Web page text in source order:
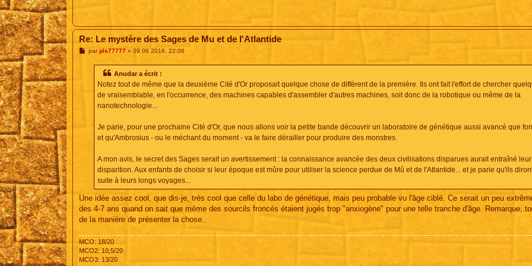
Re: Le mystère des Sages de Mu et de l'Atlantide
Mparpls77777» 09 06 2016, 22:06
Anudar a écrit :
Notez tout de même que la deuxième Cité d'Or proposait quelque chose de différent de la première. Ils ont fait l'effort de chercher
de vraisemblable, en l'occurrence, des machines capables d'assembler d'autres machines, soit donc de la robotique ou même de la
nanotechnologie...
Je parie, pour une prochaine Cité d'Or, que nous allons voir la petite bande découvrir un laboratoire de génétique aussi avancé que
et qu'Ambrosius - ou le méchant du moment - va le faire dérailler pour produire des monstres.
A mon avis, le secret des Sages serait un avertissement : la connaissance avancée des deux civilisations disparues aurait entraîné leur
disparition. Aux enfants de choisir si leur époque est mûre pour utiliser la science perdue de Mû et de l'Atlantide... et je parie qu'ils
suite à leurs longs voyages...
Une idée assez cool, que dis-je, très cool que celle du labo de génétique, mais peu probable vu l'âge ciblé. Ce serait un peu
des 4-7 ans quand on sait que même des sourcils froncés étaient jugés trop "anxiogène" pour une telle tranche d'âge. Remarque,
de la manière de présenter la chose.
MCO: 18/20
MCO2: 10,5/20
MCO3: 13/20